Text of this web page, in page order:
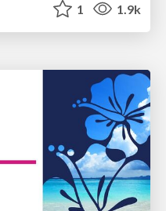
1 1.9k